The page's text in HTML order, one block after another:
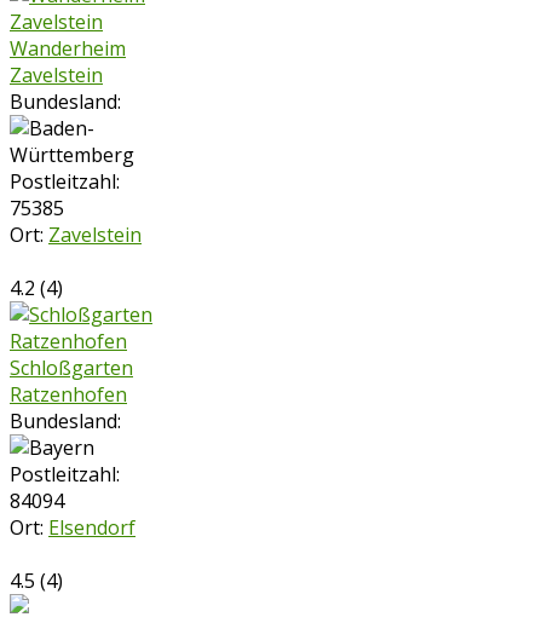
Wanderheim
Zavelstein
Bundesland:
Postleitzahl:
75385
Ort: Zavelstein
4.2 (4)
Schloßgarten
Ratzenhofen
Bundesland:
Postleitzahl:
84094
Ort: Elsendorf
4.5 (4)